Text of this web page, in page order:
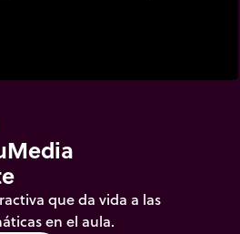
revelan la presencia de
que da vida a las
en el aula.